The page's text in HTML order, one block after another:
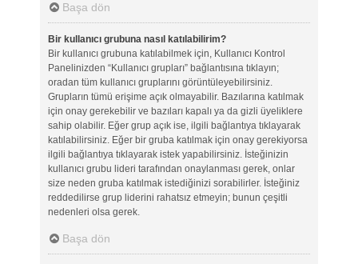
Başa dön
Bir kullanıcı grubuna nasıl katılabilirim?
Bir kullanıcı grubuna katılabilmek için, Kullanıcı Kontrol
Panelinizden “Kullanıcı grupları” bağlantısına tıklayın;
oradan tüm kullanıcı gruplarını görüntüleyebilirsiniz.
Grupların tümü erişime açık olmayabilir. Bazılarına katılmak
için onay gerekebilir ve bazıları kapalı ya da gizli üyeliklere
sahip olabilir. Eğer grup açık ise, ilgili bağlantıya tıklayarak
katılabilirsiniz. Eğer bir gruba katılmak için onay gerekiyorsa
ilgili bağlantıya tıklayarak istek yapabilirsiniz. İsteğinizin
kullanıcı grubu lideri tarafından onaylanması gerek, onlar
size neden gruba katılmak istediğinizi sorabilirler. İsteğiniz
reddedilirse grup liderini rahatsız etmeyin; bunun çeşitli
nedenleri olsa gerek.
Başa dön